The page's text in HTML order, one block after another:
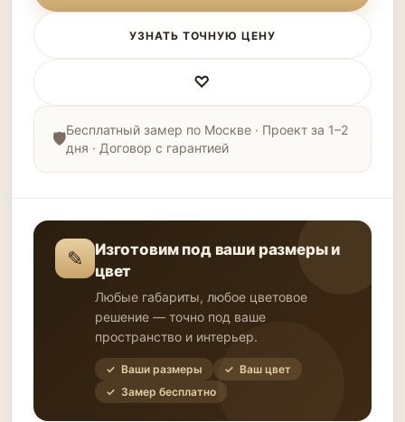
УЗНАТЬ ТОЧНУЮ ЦЕНУ
♡
Бесплатный замер по Москве · Проект за 1–2
дня · Договор с гарантией
✎
Изготовим под ваши размеры и
цвет
Любые габариты, любое цветовое
решение — точно под ваше
пространство и интерьер.
✓ Ваши размеры
✓ Ваш цвет
✓ Замер бесплатно